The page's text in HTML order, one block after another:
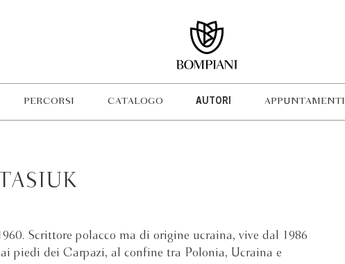
PERCORSI CATALOGO AUTORI APPUNTAMENTI
Scrittore polacco ma di origine ucraina, vive dal 1986
piedi dei Carpazi, al confine tra Polonia, Ucraina e